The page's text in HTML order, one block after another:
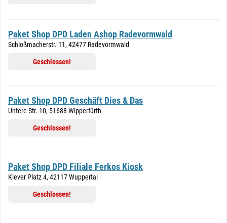
Paket Shop DPD Laden Ashop Radevormwald
Schloßmacherstr. 11, 42477 Radevormwald
Geschlossen!
Paket Shop DPD Geschäft Dies & Das
Untere Str. 10, 51688 Wipperfürth
Geschlossen!
Paket Shop DPD Filiale Ferkos Kiosk
Klever Platz 4, 42117 Wuppertal
Geschlossen!